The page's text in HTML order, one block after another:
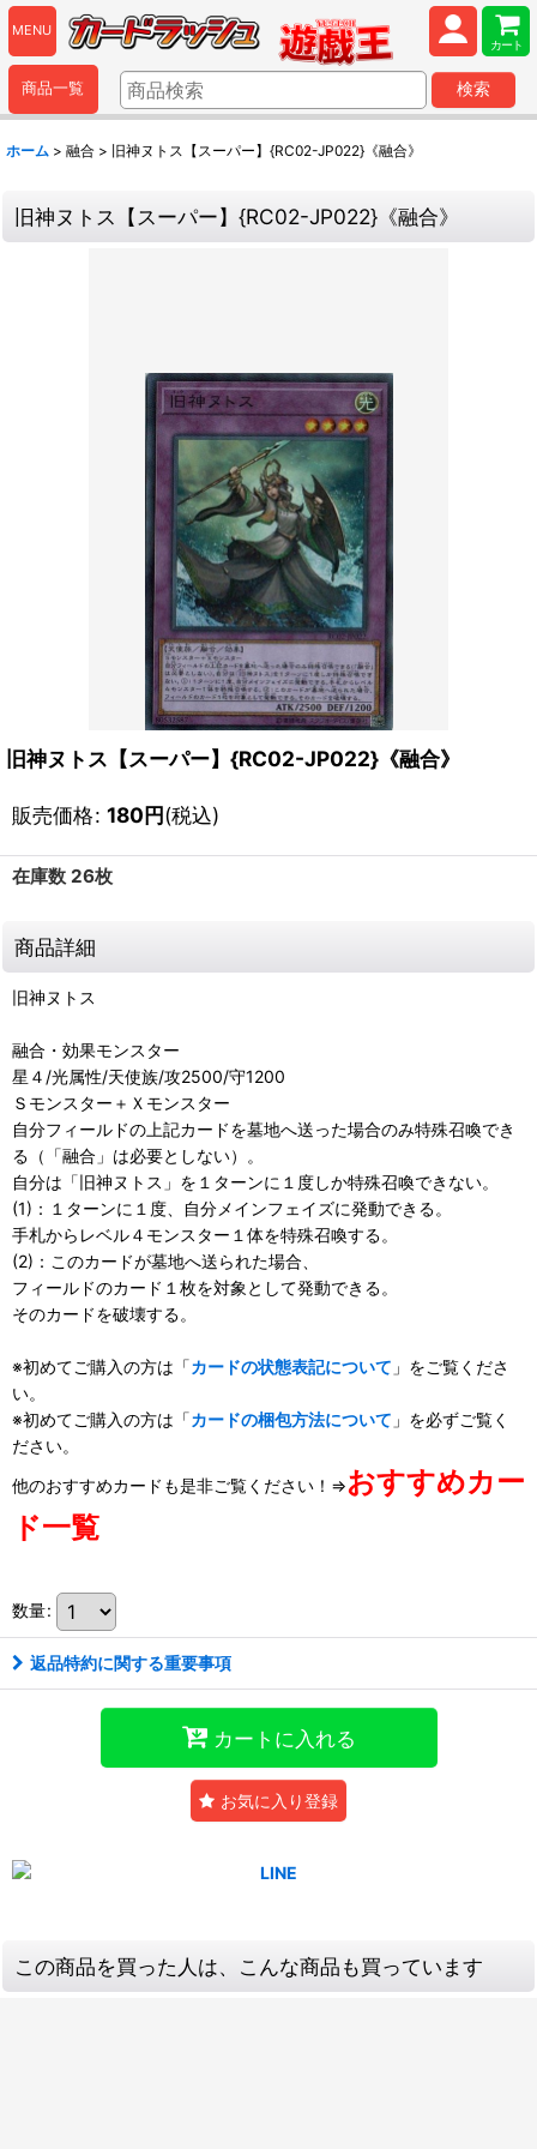
MENU
カート
商品一覧 検索
ホーム > 融合 > 旧神ヌトス【スーパー】{RC02-JP022}《融合》
旧神ヌトス【スーパー】{RC02-JP022}《融合》
旧神ヌトス【スーパー】{RC02-JP022}《融合》
販売価格: 180円(税込)
在庫数 26枚
商品詳細
旧神ヌトス
融合・効果モンスター
星４/光属性/天使族/攻2500/守1200
Ｓモンスター＋Ｘモンスター
自分フィールドの上記カードを墓地へ送った場合のみ特殊召喚でき
る（「融合」は必要としない）。
自分は「旧神ヌトス」を１ターンに１度しか特殊召喚できない。
(1)：１ターンに１度、自分メインフェイズに発動できる。
手札からレベル４モンスター１体を特殊召喚する。
(2)：このカードが墓地へ送られた場合、
フィールドのカード１枚を対象として発動できる。
そのカードを破壊する。
※初めてご購入の方は「カードの状態表記について 」をご覧くださ
い。
※初めてご購入の方は「カードの梱包方法について 」を必ずご覧く
ださい。
他のおすすめカードも是非ご覧ください！⇒おすすめカー
ド一覧
数量:
返品特約に関する重要事項
カートに入れる
お気に入り登録
この商品を買った人は、こんな商品も買っています